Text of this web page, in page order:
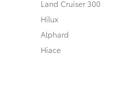
Land Cruiser 300
Hilux
Alphard
Hiace